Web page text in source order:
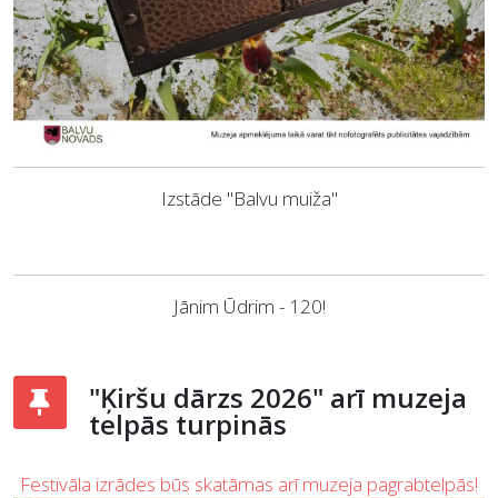
Izstāde "Balvu muiža"
Jānim Ūdrim - 120!
"Ķiršu dārzs 2026" arī muzeja
telpās turpinās
Festivāla izrādes būs skatāmas arī muzeja pagrabtelpās!